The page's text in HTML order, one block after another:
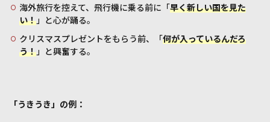
海外旅行を控えて、飛行機に乗る前に「早く新しい国を見た
い！」と心が踊る。
クリスマスプレゼントをもらう前、「何が入っているんだろ
う！」と興奮する。
「うきうき」の例：